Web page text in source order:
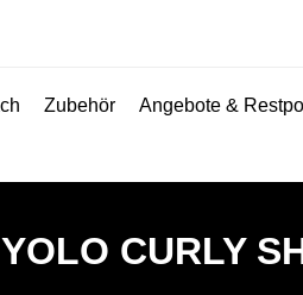
Zubehör
Angebote &
YOLO CURLY